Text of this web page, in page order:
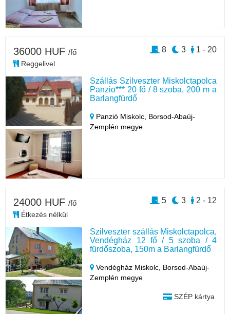
Szállás Szilveszter Miskolctapolca
Panzio*** 20 fő / 8 szoba, 200 m a
Barlangfürdő
Panzió Miskolc, Borsod-Abaúj-
Zemplén megye
36000 HUF /fő
Reggelivel
1 - 20
3
8
Szilveszter szállás Miskolctapolca,
Vendégház 12 fő / 5 szoba / 4
fürdőszoba, 150m a Barlangfürdő
Vendégház Miskolc, Borsod-Abaúj-
Zemplén megye
SZÉP kártya
24000 HUF /fő
Étkezés nélkül
2 - 12
3
5